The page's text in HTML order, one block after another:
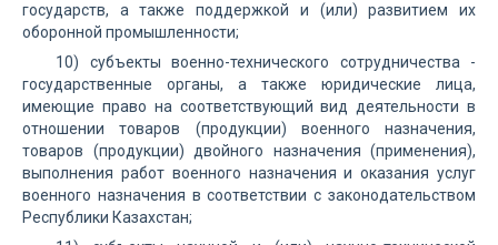
государств, а также поддержкой и (или) развитием их
оборонной промышленности;
10) субъекты военно-технического сотрудничества -
государственные органы, а также юридические лица,
имеющие право на соответствующий вид деятельности в
отношении товаров (продукции) военного назначения,
товаров (продукции) двойного назначения (применения),
выполнения работ военного назначения и оказания услуг
военного назначения в соответствии с законодательством
Республики Казахстан;